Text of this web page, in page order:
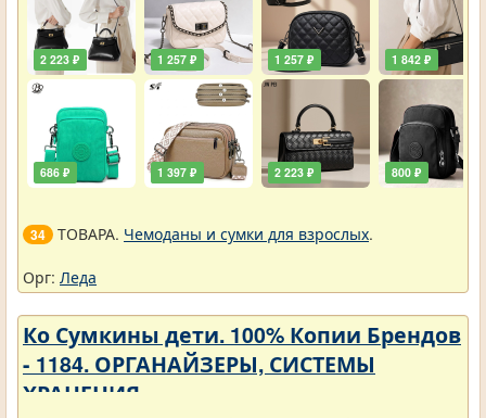
2 223 ₽
686 ₽
1 257 ₽
1 397 ₽
1 257 ₽
2 223 ₽
1 842 ₽
800 ₽
34 ТОВАРА. Чемоданы и сумки для взрослых.
Орг: Леда
Ко Сумкины дети. 100% Копии Брендов
- 1184. ОРГАНАЙЗЕРЫ, СИСТЕМЫ
ХРАНЕНИЯ